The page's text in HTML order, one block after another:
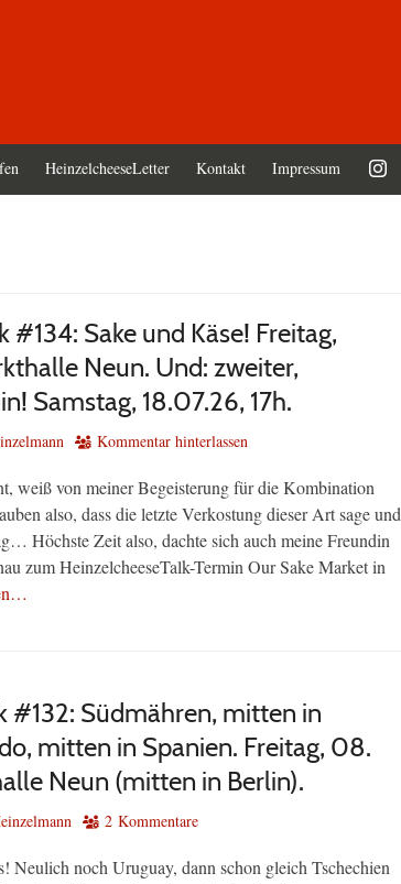
HeinzelcheeseLetter Kontakt Impressum
#134: Sake und Käse! Freitag,
Neun. Und: zweiter,
Samstag, 18.07.26, 17h.
Kommentar hinterlassen
weiß von meiner Begeisterung für die Kombination
also, dass die letzte Verkostung dieser Art sage und
Höchste Zeit also, dachte sich auch meine Freundin
zum HeinzelcheeseTalk-Termin Our Sake Market in
#132: Südmähren, mitten in
mitten in Spanien. Freitag, 08.
Neun (mitten in Berlin).
2 Kommentare
Neulich noch Uruguay, dann schon gleich Tschechien